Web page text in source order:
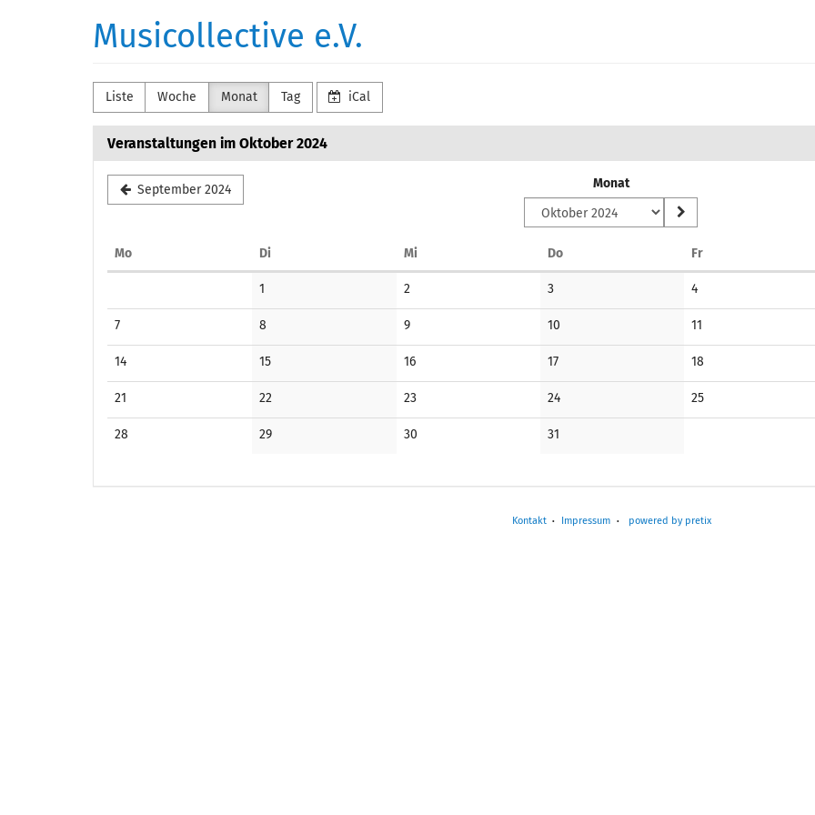
Musicollective e.V.
Liste Woche Monat Tag iCal
Veranstaltungen im Oktober 2024
September 2024 Monat
MoMontag DiDienstag MiMittwoch DoDonnerstag FrFreitag
1
Veranstaltungen
2
Veranstaltungen
3Keine
Veranstaltungen
4Keine
Veranstaltungen
7Keine
Veranstaltungen
8
Veranstaltungen
9Keine
Veranstaltungen
10
Veranstaltungen
11
Veranstaltungen
14Keine
Veranstaltungen
15Keine
Veranstaltungen
16Keine
Veranstaltungen
17Keine
Veranstaltungen
18
Veranstaltungen
21
Veranstaltungen
22
Veranstaltungen
23Keine
Veranstaltungen
24Keine
Veranstaltungen
25Keine
Veranstaltungen
28
29Keine
30 31
Kontakt Impressum powered by pretix